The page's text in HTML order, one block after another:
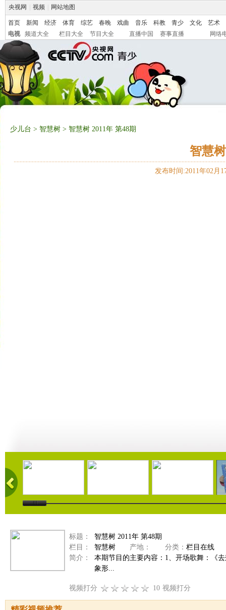
央视网 视频 网站地图
首页 新闻 经济 体育 综艺 春晚 戏曲 音乐 科教 青少 文化
艺术
电视
频道大全 栏目大全 节目大全 直播中国 赛事直播 网络
少儿台 > 智慧树 > 智慧树 2011年 第48期
智慧
发布时间:2011年02月
02:33 02:17 01:49
标题：
智慧树 2011年 第48期
栏目：
智慧树 产地： 分类： 栏目在线
简介：
本期节目的主要内容：1、开场歌舞：《
象形...
视频打分 10 视频打分